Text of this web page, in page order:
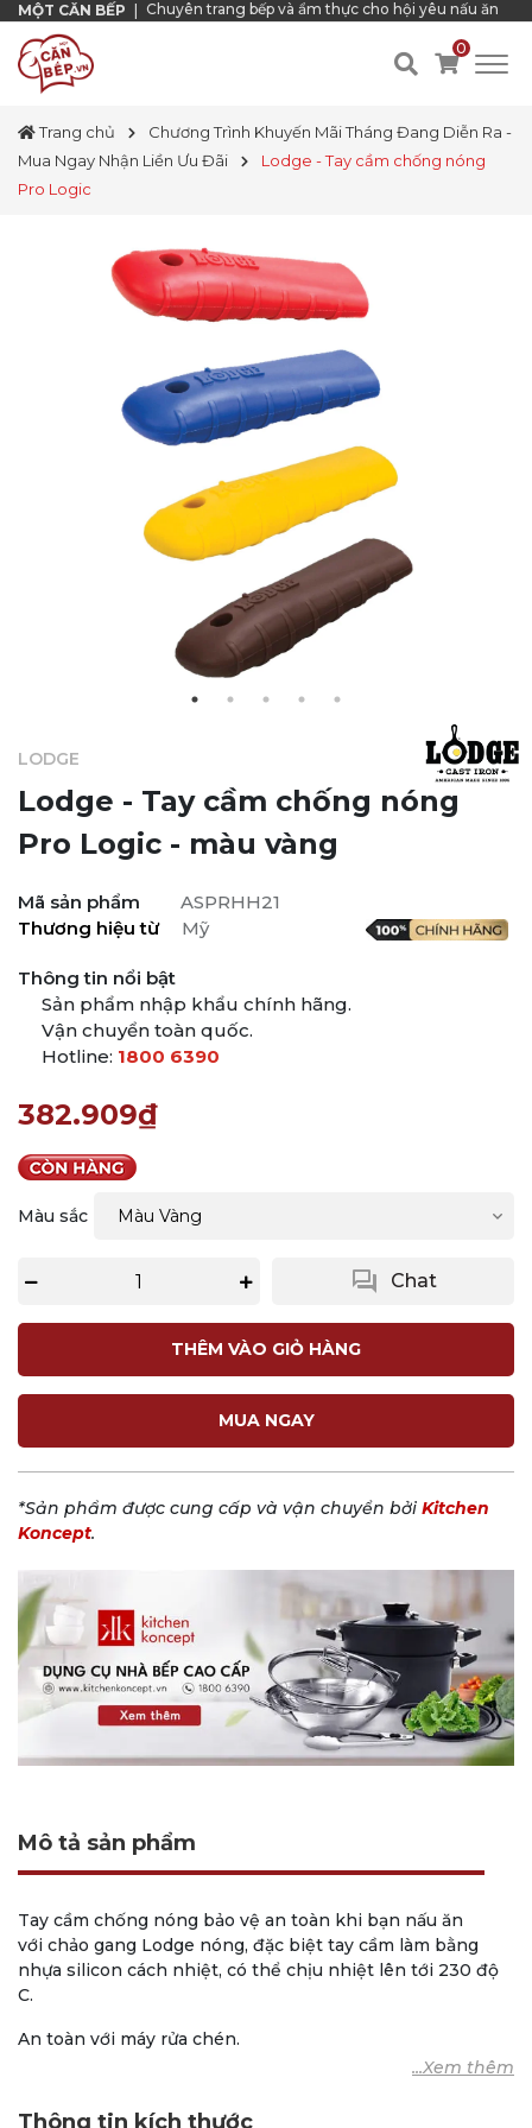
MỘT CĂN BẾP Chuyên trang bếp và ẩm thực cho hội yêu nấu ăn
0
Trang chủ
Chương Trình Khuyến Mãi Tháng Đang Diễn Ra -
Mua Ngay Nhận Liền Ưu Đãi
Lodge - Tay cầm chống nóng
Pro Logic
LODGE
Lodge - Tay cầm chống nóng
Pro Logic - màu vàng
Mã sản phẩm
ASPRHH21
Thương hiệu từ
Mỹ
Thông tin nổi bật
Sản phẩm nhập khẩu chính hãng.
Vận chuyển toàn quốc.
Hotline: 1800 6390
382.909₫
Màu sắc
question_answer Chat
THÊM VÀO GIỎ HÀNG
MUA NGAY
*Sản phẩm được cung cấp và vận chuyển bởi Kitchen
Koncept.
Mô tả sản phẩm
Tay cầm chống nóng bảo vệ an toàn khi bạn nấu ăn
với chảo gang Lodge nóng, đặc biệt tay cầm làm bằng
nhựa silicon cách nhiệt, có thể chịu nhiệt lên tới 230 độ
C.
An toàn với máy rửa chén.
Thông tin kích thước